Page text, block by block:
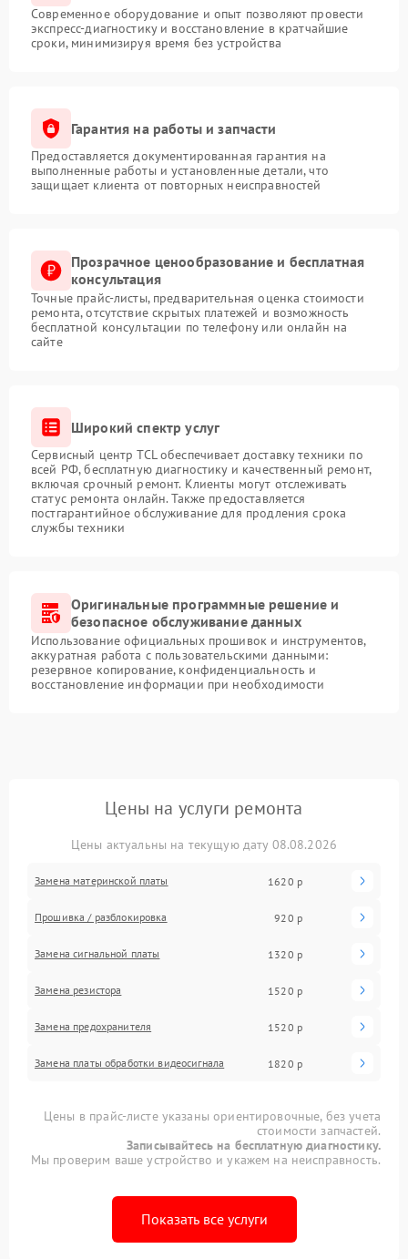
Современное оборудование и опыт позволяют провести
экспресс-диагностику и восстановление в кратчайшие
сроки, минимизируя время без устройства
Гарантия на работы и запчасти
Предоставляется документированная гарантия на
выполненные работы и установленные детали, что
защищает клиента от повторных неисправностей
Прозрачное ценообразование и бесплатная
консультация
Точные прайс-листы, предварительная оценка стоимости
ремонта, отсутствие скрытых платежей и возможность
бесплатной консультации по телефону или онлайн на
сайте
Широкий спектр услуг
Сервисный центр TCL обеспечивает доставку техники по
всей РФ, бесплатную диагностику и качественный ремонт,
включая срочный ремонт. Клиенты могут отслеживать
статус ремонта онлайн. Также предоставляется
постгарантийное обслуживание для продления срока
службы техники
Оригинальные программные решение и
безопасное обслуживание данных
Использование официальных прошивок и инструментов,
аккуратная работа с пользовательскими данными:
резервное копирование, конфиденциальность и
восстановление информации при необходимости
Цены на услуги ремонта
Цены актуальны на текущую дату 08.08.2026
Замена материнской платы 1620 р
Прошивка / разблокировка 920 р
Замена сигнальной платы 1320 р
Замена резистора 1520 р
Замена предохранителя 1520 р
Замена платы обработки видеосигнала 1820 р
Цены в прайс-листе указаны ориентировочные, без учета
стоимости запчастей.
Записывайтесь на бесплатную диагностику.
Мы проверим ваше устройство и укажем на неисправность.
Показать все услуги